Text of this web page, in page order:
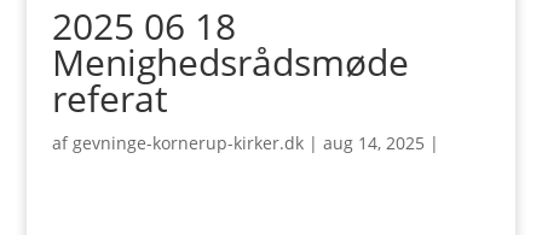
2025 06 18
Menighedsrådsmøde
referat
afgevninge-kornerup-kirker.dk| aug 14, 2025 |